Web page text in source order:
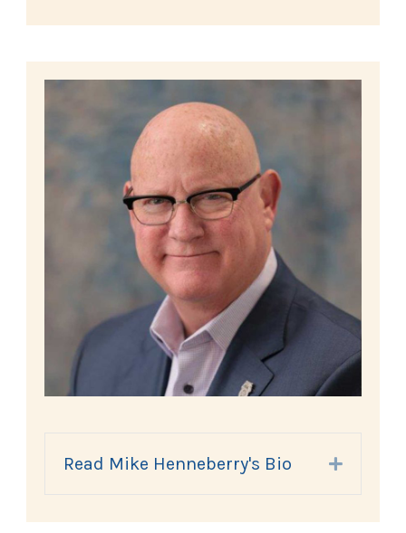
Read Mike Henneberry's Bio Expand